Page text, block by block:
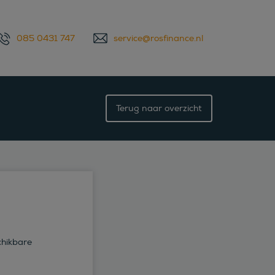
085 0431 747 service@rosfinance.nl
Terug naar overzicht